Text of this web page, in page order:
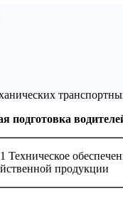
подготовка
Техническое
продукции